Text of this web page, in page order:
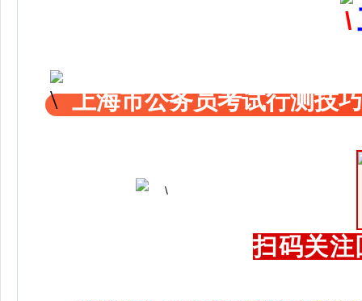
上海市公务员考试行测技
扫码关注